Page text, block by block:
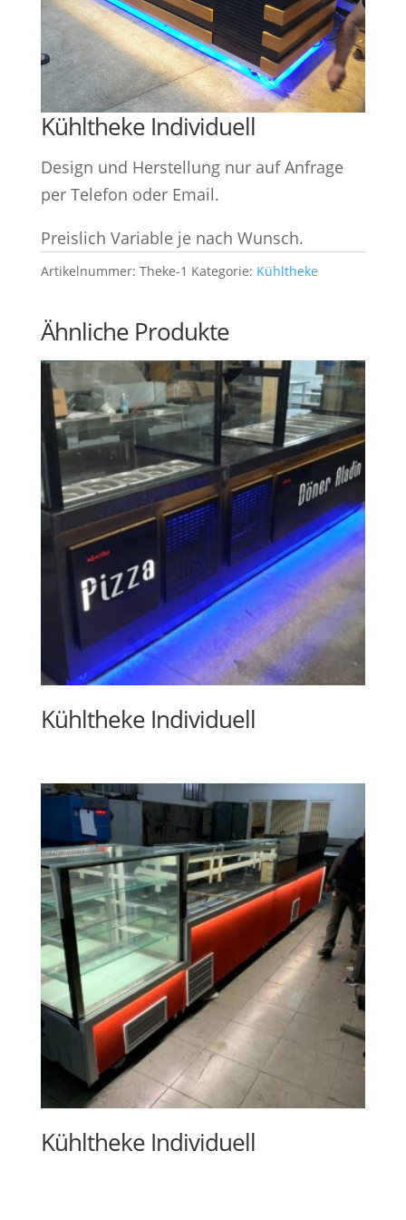
Kühltheke Individuell
Design und Herstellung nur auf Anfrage
per Telefon oder Email.
Preislich Variable je nach Wunsch.
Artikelnummer: Theke-1 Kategorie: Kühltheke
Ähnliche Produkte
Kühltheke Individuell
Kühltheke Individuell